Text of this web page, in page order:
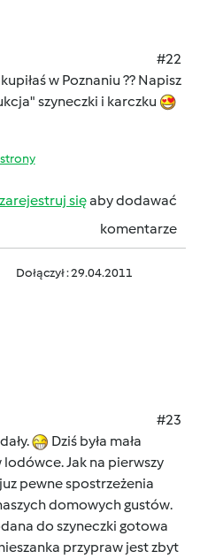
#22
w Poznaniu ?? Napisz
szyneczki i karczku
zarejestruj sięaby dodawać
komentarze
Dołączył : 29.04.2011
#23
Dziś była mała
Jak na pierwszy
pewne spostrzeżenia
domowych gustów.
do szyneczki gotowa
przypraw jest zbyt